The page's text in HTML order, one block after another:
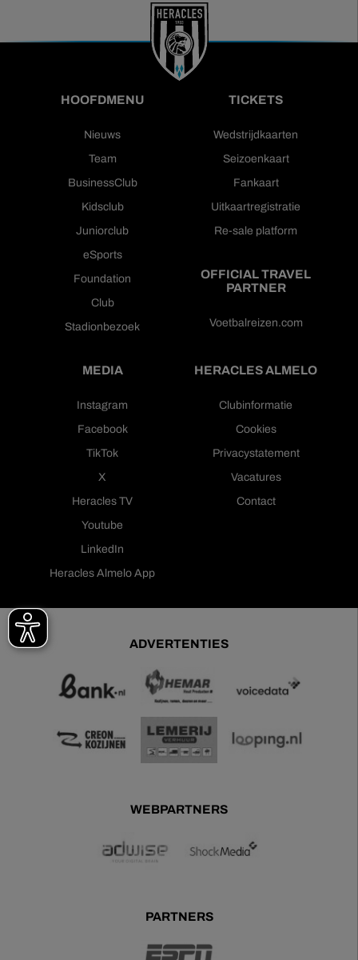
HOOFDMENU
Nieuws
Team
BusinessClub
Kidsclub
Juniorclub
eSports
Foundation
Club
Stadionbezoek
TICKETS
Wedstrijdkaarten
Seizoenkaart
Fankaart
Uitkaartregistratie
Re-sale platform
OFFICIAL TRAVEL
PARTNER
Voetbalreizen.com
MEDIA
Instagram
Facebook
TikTok
X
Heracles TV
Youtube
LinkedIn
Heracles Almelo App
HERACLES ALMELO
Clubinformatie
Cookies
Privacystatement
Vacatures
Contact
ADVERTENTIES
WEBPARTNERS
PARTNERS